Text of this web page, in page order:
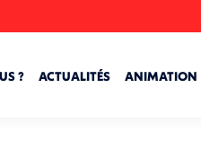
? ACTUALITÉS ANIMATION